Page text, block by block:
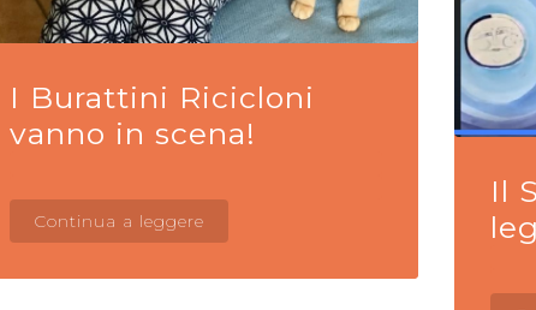
I Burattini Ricicloni
vanno in scena!
Continua a leggere
Il